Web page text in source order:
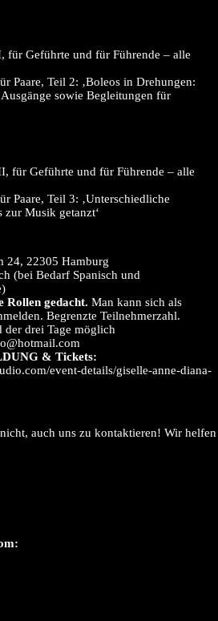
für Geführte und für Führende – alle
Paare, Teil 2: ‚Boleos in Drehungen:
sowie Begleitungen für
für Geführte und für Führende – alle
Paare, Teil 3: ‚Unterschiedliche
Musik getanzt‘
24, 22305 Hamburg
(bei Bedarf Spanisch und
Rollen gedacht. Man kann sich als
Begrenzte Teilnehmerzahl.
der drei Tage möglich
& Tickets:
event-details/giselle-anne-diana-
auch uns zu kontaktieren! Wir helfen